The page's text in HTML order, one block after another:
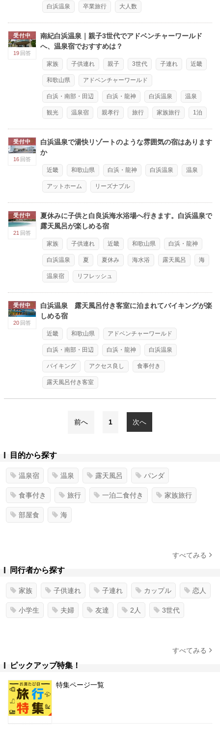
白浜温泉 卒業旅行 大人数
受付中
19 回答
南紀白浜温泉｜親子3世代でアドベンチャーワールド
へ、温泉宿でおすすめは？
家族 子供連れ 親子 3世代 子連れ 近畿
和歌山県 アドベンチャーワールド
白浜・南部・田辺 白浜・龍神 白浜温泉 温泉
観光 温泉宿 親孝行 旅行 家族旅行 1泊
受付中
16 回答
白浜温泉で湯快リゾートのような雰囲気の宿はあります
か
近畿 和歌山県 白浜・龍神 白浜温泉 温泉
アットホーム リーズナブル
受付中
21 回答
夏休みに子供と白良浜海水浴場へ行きます。白浜温泉で
露天風呂が楽しめる宿
家族 子供連れ 近畿 和歌山県 白浜・龍神
白浜温泉 夏 夏休み 海水浴 露天風呂 海
温泉宿 リフレッシュ
受付中
20 回答
白浜温泉 露天風呂付き客室に泊まれてバイキングが楽
しめる宿
近畿 和歌山県 アドベンチャーワールド
白浜・南部・田辺 白浜・龍神 白浜温泉
バイキング アクセス良し 食事付き
露天風呂付き客室
前へ 1 次へ
目的から探す
温泉宿 温泉 露天風呂 パンダ
食事付き 旅行 一泊二食付き 家族旅行
部屋食 海
すべてみる
同行者から探す
家族 子供連れ 子連れ カップル 恋人
小学生 夫婦 友達 2人 3世代
すべてみる
ピックアップ特集！
特集ページ一覧